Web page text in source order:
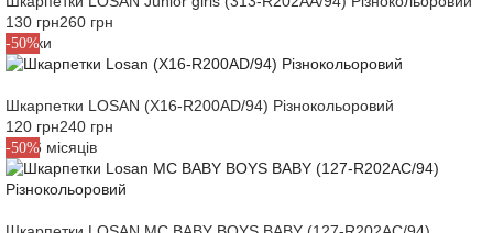
130 грн260 грн
-50%
2 роки
Шкарпетки LOSAN (X16-R200AD/94) Різнокольоровий
120 грн240 грн
-50%
M6-6 місяців